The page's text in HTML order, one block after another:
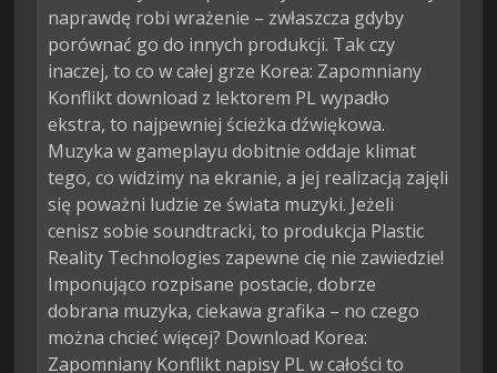
naprawdę robi wrażenie – zwłaszcza gdyby
porównać go do innych produkcji. Tak czy
inaczej, to co w całej grze Korea: Zapomniany
Konflikt download z lektorem PL wypadło
ekstra, to najpewniej ścieżka dźwiękowa.
Muzyka w gameplayu dobitnie oddaje klimat
tego, co widzimy na ekranie, a jej realizacją zajęli
się poważni ludzie ze świata muzyki. Jeżeli
cenisz sobie soundtracki, to produkcja Plastic
Reality Technologies zapewne cię nie zawiedzie!
Imponująco rozpisane postacie, dobrze
dobrana muzyka, ciekawa grafika – no czego
można chcieć więcej? Download Korea:
Zapomniany Konflikt napisy PL w całości to